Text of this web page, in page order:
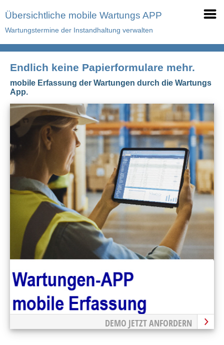
Übersichtliche mobile Wartungs APP
Wartungstermine der Instandhaltung verwalten
Endlich keine Papierformulare mehr.
mobile Erfassung der Wartungen durch die Wartungs
App.
DEMO JETZT ANFORDERN